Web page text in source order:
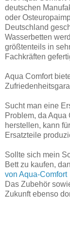
deutschen
oder
Deutschland
Wasserbetten
größtenteils in
Fachkräften
Aqua Comfort
Sucht man eine
Problem, da
herstellen, kann
Ersatzteile
Sollte sich mein
Bett zu kaufen,
von Aqua-Comfort
Das Zubehör
Zukunft ebenso